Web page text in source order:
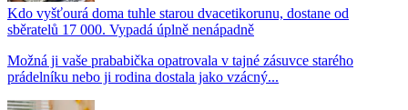
Kdo vyšťourá doma tuhle starou dvacetikorunu, dostane od
sběratelů 17 000. Vypadá úplně nenápadně
Možná ji vaše prababička opatrovala v tajné zásuvce starého
prádelníku nebo ji rodina dostala jako vzácný...